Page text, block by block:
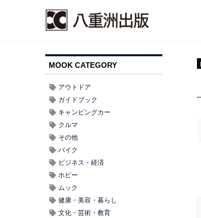
MOOK CATEGORY
アウトドア
ガイドブック
キャンピングカー
クルマ
その他
バイク
ビジネス・経済
ホビー
ムック
健康・美容・暮らし
文化・芸術・教育